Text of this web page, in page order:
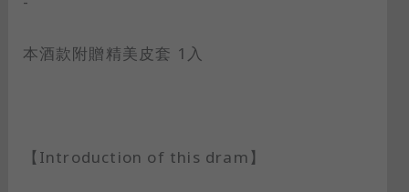
本酒款附贈精美皮套 1入
【Introduction of this dram】